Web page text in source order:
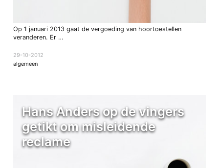
Op 1 januari 2013 gaat de vergoeding van hoortoestellen
veranderen. Er …
29-10-2012
algemeen
Hans Anders op de vingers
getikt om misleidende
reclame